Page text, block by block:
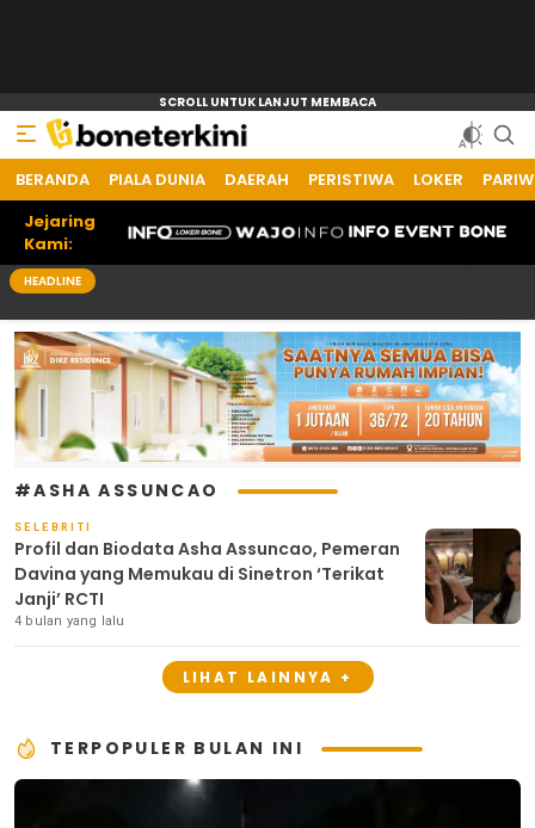
Bone Terkini
Referensi Informasi Terkini
BERANDA PIALA DUNIA DAERAH PERISTIWA LOKER
Jejaring
Kami:
HEADLINE
#ASHA ASSUNCAO
SELEBRITI
Profil dan Biodata Asha Assuncao, Pemeran
Davina yang Memukau di Sinetron ‘Terikat
Janji’ RCTI
4 bulan yang lalu
LIHAT LAINNYA +
TERPOPULER BULAN INI